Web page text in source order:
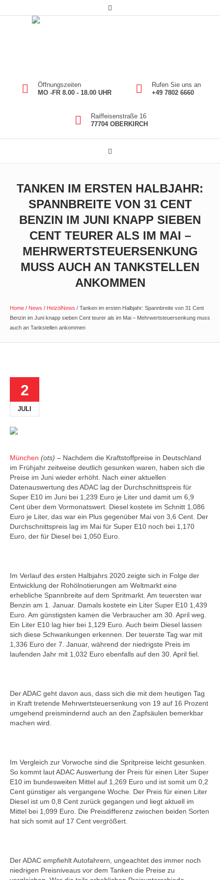
Öffnungszeiten
MO -FR 8.00 - 18.00 UHR
Rufen Sie uns an
+49 7802 6660
Raiffeisenstraße 16
77704 OBERKIRCH
TANKEN IM ERSTEN HALBJAHR:
SPANNBREITE VON 31 CENT
BENZIN IM JUNI KNAPP SIEBEN
CENT TEURER ALS IM MAI –
MEHRWERTSTEUERSENKUNG
MUSS AUCH AN TANKSTELLEN
ANKOMMEN
Home / News / HeizölNews / Tanken im ersten Halbjahr: Spannbreite von 31 Cent
Benzin im Juni knapp sieben Cent teurer als im Mai – Mehrwertsteuersenkung muss
auch an Tankstellen ankommen
2
JULI
München (ots) – Nachdem die Kraftstoffpreise in Deutschland
im Frühjahr zeitweise deutlich gesunken waren, haben sich die
Preise im Juni wieder erhöht. Nach einer aktuellen
Datenauswertung des ADAC lag der Durchschnittspreis für
Super E10 im Juni bei 1,239 Euro je Liter und damit um 6,9
Cent über dem Vormonatswert. Diesel kostete im Schnitt 1,086
Euro je Liter, das war ein Plus gegenüber Mai von 3,6 Cent. Der
Durchschnittspreis lag im Mai für Super E10 noch bei 1,170
Euro, der für Diesel bei 1,050 Euro.
Im Verlauf des ersten Halbjahrs 2020 zeigte sich in Folge der
Entwicklung der Rohölnotierungen am Weltmarkt eine
erhebliche Spannbreite auf dem Spritmarkt. Am teuersten war
Benzin am 1. Januar. Damals kostete ein Liter Super E10 1,439
Euro. Am günstigsten kamen die Verbraucher am 30. April weg.
Ein Liter E10 lag hier bei 1,129 Euro. Auch beim Diesel lassen
sich diese Schwankungen erkennen. Der teuerste Tag war mit
1,336 Euro der 7. Januar, während der niedrigste Preis im
laufenden Jahr mit 1,032 Euro ebenfalls auf den 30. April fiel.
Der ADAC geht davon aus, dass sich die mit dem heutigen Tag
in Kraft tretende Mehrwertsteuersenkung von 19 auf 16 Prozent
umgehend preismindernd auch an den Zapfsäulen bemerkbar
machen wird.
Im Vergleich zur Vorwoche sind die Spritpreise leicht gesunken.
So kommt laut ADAC Auswertung der Preis für einen Liter Super
E10 im bundesweiten Mittel auf 1,269 Euro und ist somit um 0,2
Cent günstiger als vergangene Woche. Der Preis für einen Liter
Diesel ist um 0,8 Cent zurück gegangen und liegt aktuell im
Mittel bei 1,099 Euro. Die Preisdifferenz zwischen beiden Sorten
hat sich somit auf 17 Cent vergrößert.
Der ADAC empfiehlt Autofahrern, ungeachtet des immer noch
niedrigen Preisniveaus vor dem Tanken die Preise zu